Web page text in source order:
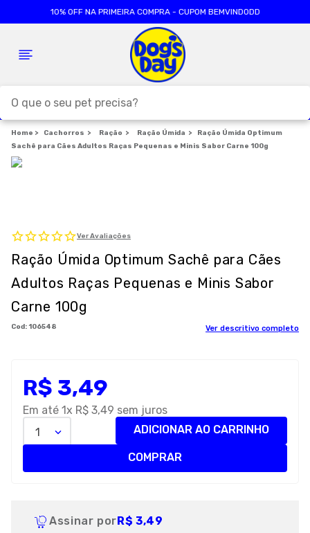
10% OFF NA PRIMEIRA COMPRA - CUPOM BEMVINDODD
Cachorros Ração Ração Úmida
Ração Úmida Optimum
Sachê para Cães Adultos Raças Pequenas e Minis Sabor Carne 100g
Ver Avaliações
Ração Úmida Optimum Sachê para Cães
Adultos Raças Pequenas e Minis Sabor
Carne 100g
: 106548 Ver descritivo completo
R$ 3,49
Em até 1x R$ 3,49 sem juros
1
ADICIONAR AO CARRINHO
COMPRAR
Assinar porR$ 3,49
TERMOS MAIS BUSCADOS
5º
formula natural
6º
areia